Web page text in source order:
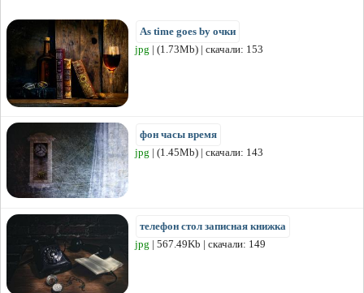
As time goes by очки
jpg | (1.73Mb) | скачали: 153
фон часы время
jpg | (1.45Mb) | скачали: 143
телефон стол записная книжка
jpg | 567.49Kb | скачали: 149